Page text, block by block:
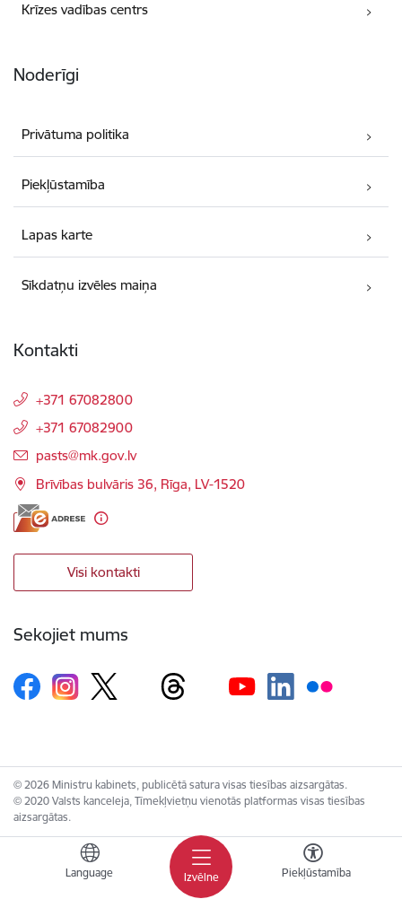
Izvēlne
Language Piekļūstamība
Krīzes vadības centrs
Noderīgi
Privātuma politika
Piekļūstamība
Lapas karte
Sīkdatņu izvēles maiņa
Kontakti
+371 67082800
+371 67082900
E-pasts:
pasts@mk.gov.lv
Brīvības bulvāris 36, Rīga, LV-1520
Visi kontakti
Sekojiet mums
© 2026 Ministru kabinets, publicētā satura visas tiesības aizsargātas.
© 2020 Valsts kanceleja, Tīmekļvietņu vienotās platformas visas tiesības
aizsargātas.